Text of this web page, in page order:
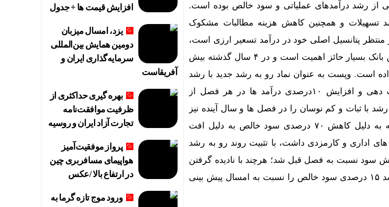
از رشد درآمدهای عملیاتی و سود خالص بوده است.
تسهیلات و همچنین کاهش هزینه مطالبات مشکوک
پتانسیل اصلی خود در درآمد تسعیر ارزی است،
درآمدی که با دارایی ۶ تا ۷ میلیارد دلاری این بانک بسیار حائز اهمیت است و در ۴ سال گذشته بیش
است. وپست به عنوان نماد رو به رشد جدید با رشد
جذب نقدینگی و در نتیجه افزایش تسهیلات دهی و افزایش ۱۰درصدی درآمد ها در هر فصل از
با ثبات و کم نوسان را در فصل ها و سال آینده نیز
دارد. بانک سامان هم بعد از افت قیمتی که به دلیل کاهش ۷۰ درصدی سود خالص به دلیل افت
اداری و کارمزدی داشت، با تثبیت روند رو به رشد
سود نسبت به فصل قبل شد؛ هرچند با نادیده گرفتن
عملکرد فصل بهار، برای سال آینده نهایتا رشد ۱۵ درصدی سود خالص را نسبت به امسال پیش بینی
افزایش قیمت ها + جدول
یزد، امسال میزبان
دومین همایش بین‌المللی
سرمایه‌گذاری ایران و
آفریقاست
بهره گیری حداکثری از
ظرفیت موافقت‌نامه
تجارت آزاد ایران و روسیه
پرواز موفقیت‌آمیز
هواپیمای مسافربری چین
در ارتفاع بالا /عکس
ورود موج تازه گرما به